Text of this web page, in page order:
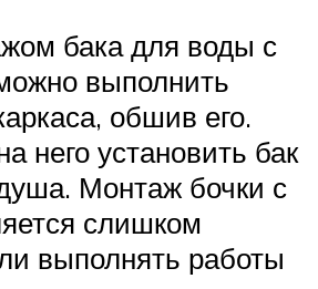
бака для воды с
выполнить
обшив его.
него установить бак
Монтаж бочки с
слишком
выполнять работы